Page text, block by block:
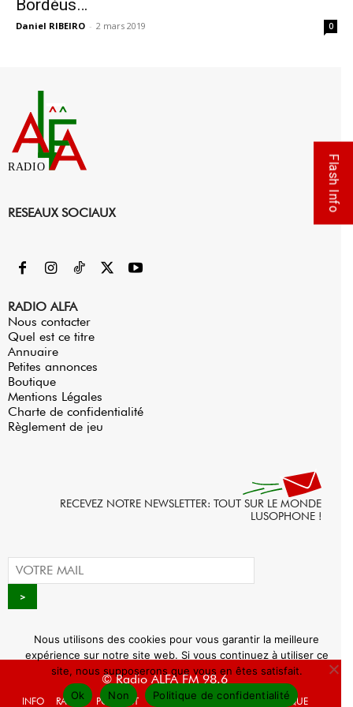
Bordéus…
Daniel RIBEIRO - 2 mars 2019 0
RADIO
RESEAUX SOCIAUX
RADIO ALFA
Nous contacter
Quel est ce titre
Annuaire
Petites annonces
Boutique
Mentions Légales
Charte de confidentialité
Règlement de jeu
RECEVEZ NOTRE NEWSLETTER: TOUT SUR LE MONDE
LUSOPHONE !
© Radio ALFA FM 98.6
INFO RADIO PODCAST AGENDA WEBRADIO BOUTIQUE
Flash Info
Nous utilisons des cookies pour vous garantir la meilleure
expérience sur notre site web. Si vous continuez à utiliser ce
site, nous supposerons que vous en êtes satisfait.
Ok
Non Politique de confidentialité